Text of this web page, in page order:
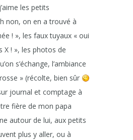
les petits
non, on en a trouvé à
! », les faux tuyaux « oui
X ! », les photos de
s’échange, l’ambiance
» (récolte, bien sûr
journal et comptage à
fière de mon papa
autour de lui, aux petits
plus y aller, ou à